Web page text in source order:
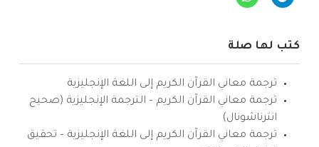
كتب لها صلة
ترجمة معاني القرآن الكريم إلى اللغة الإنجليزية
ترجمة معاني القرآن الكريم – الترجمة الإنجليزية (صحيح
انترناشونال)
ترجمة معاني القرآن الكريم إلى اللغة الإنجليزية – تحقيق